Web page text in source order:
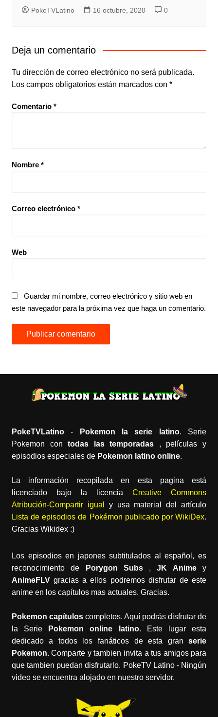
PokeTVLatino 16 octubre, 2020 0
Deja un comentario
Tu dirección de correo electrónico no será publicada.
Los campos obligatorios están marcados con *
Comentario *
Nombre *
Correo electrónico *
Web
Guardar mi nombre, correo electrónico y sitio web en
este navegador para la próxima vez que haga un comentario.
PokeTVLatino- Pokemon la serie latino. Serie
Pokemon contodas las temporadas , películas y
episodios especiales de Pokemon latino online.
La información recopilada en esta pagina está
licenciado bajo la licenciaCreative Commons
Atribución-Compartir igual
y usa material del artículo
Lista de episodios de Pokémon publicado por WikiDex.
Gracias Wikidex :)
Los episodios en japones subtitulados al español, es
reconocimiento de
Porygon Subs,JK Animey
AnimeFLVgracias a ellos podremos disfrutar de este
anime en los capítulos mas actuales. Gracias.
Pokemon capítuloscompletos. Aquí podrás disfrutar de
la Serie
Pokemon online latino. Este lugar esta
dedicado a todos los fanáticos de esta granserie
Pokemon. Comparte y tambien invita a tus amigos para
que tambien puedan disfrutarlo. PokeTV Latino - Ningún
video se encuentra alojado en nuestro servidor.